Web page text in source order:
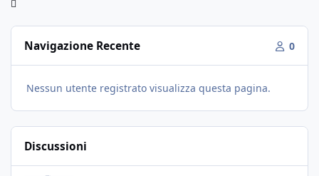
Navigazione Recente 0
Nessun utente registrato visualizza questa pagina.
Discussioni